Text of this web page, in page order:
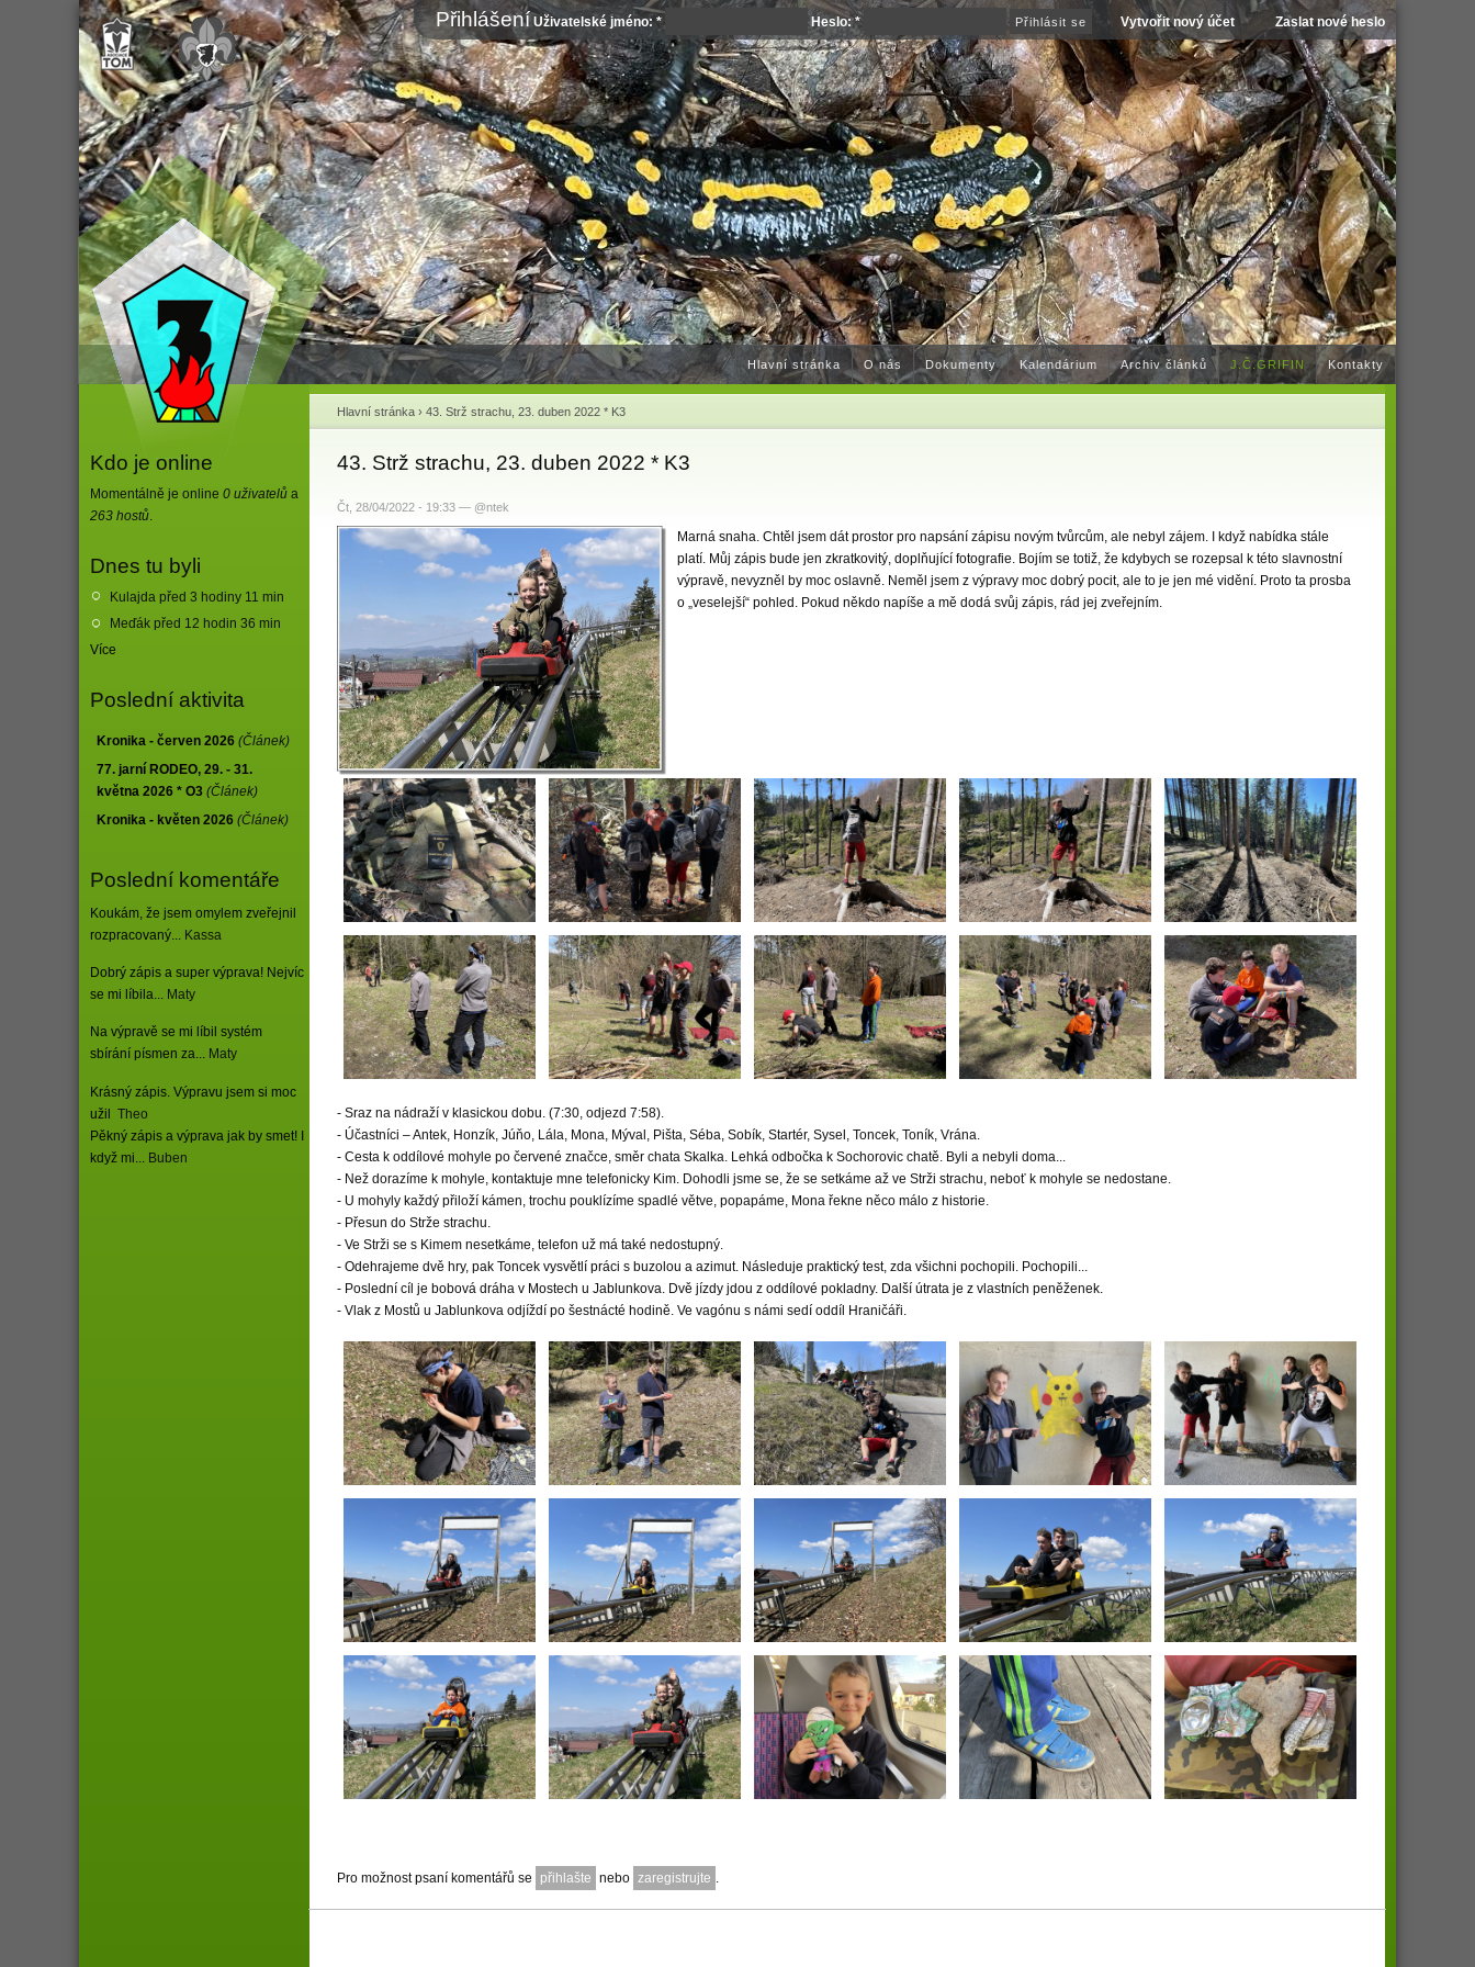
Přihlášení Uživatelské jméno: * Heslo:* Vytvořit nový účet Zaslat nové heslo
Hlavní stránka O nás Dokumenty Kalendárium Archiv článků J.Č.GRIFIN Kontakty
Kdo je online
Momentálně je online 0 uživatelů a
263 hostů.
Dnes tu byli
Kulajda před 3 hodiny 11 min
Meďák před 12 hodin 36 min
Více
Poslední aktivita
Kronika - červen 2026 (Článek)
77. jarní RODEO, 29. - 31.
května 2026 * O3 (Článek)
Kronika - květen 2026 (Článek)
Poslední komentáře
Koukám, že jsem omylem zveřejnil
rozpracovaný...
Kassa
Dobrý zápis a super výprava! Nejvíc
se mi líbila... Maty
Na výpravě se mi líbil systém
sbírání písmen za... Maty
Krásný zápis. Výpravu jsem si moc
užil Theo
Pěkný zápis a výprava jak by smet! I
když mi...
Buben
Hlavní stránka › 43. Strž strachu, 23. duben 2022 * K3
43. Strž strachu, 23. duben 2022 * K3
Čt, 28/04/2022 - 19:33 — @ntek
Marná snaha. Chtěl jsem dát prostor pro napsání zápisu novým tvůrcům, ale nebyl zájem. I když nabídka stále
platí. Můj zápis bude jen zkratkovitý, doplňující fotografie. Bojím se totiž, že kdybych se rozepsal k této slavnostní
výpravě, nevyzněl by moc oslavně. Neměl jsem z výpravy moc dobrý pocit, ale to je jen mé vidění. Proto ta prosba
o „veselejší“ pohled. Pokud někdo napíše a mě dodá svůj zápis, rád jej zveřejním.
- Sraz na nádraží v klasickou dobu. (7:30, odjezd 7:58).
- Účastníci – Antek, Honzík, Júňo, Lála, Mona, Mýval, Pišta, Séba, Sobík, Startér, Sysel, Toncek, Toník, Vrána.
- Cesta k oddílové mohyle po červené značce, směr chata Skalka. Lehká odbočka k Sochorovic chatě. Byli a nebyli doma...
- Než dorazíme k mohyle, kontaktuje mne telefonicky Kim. Dohodli jsme se, že se setkáme až ve Strži strachu, neboť k mohyle se nedostane.
- U mohyly každý přiloží kámen, trochu pouklízíme spadlé větve, popapáme, Mona řekne něco málo z historie.
- Přesun do Strže strachu.
- Ve Strži se s Kimem nesetkáme, telefon už má také nedostupný.
- Odehrajeme dvě hry, pak Toncek vysvětlí práci s buzolou a azimut. Následuje praktický test, zda všichni pochopili. Pochopili...
- Poslední cíl je bobová dráha v Mostech u Jablunkova. Dvě jízdy jdou z oddílové pokladny. Další útrata je z vlastních peněženek.
- Vlak z Mostů u Jablunkova odjíždí po šestnácté hodině. Ve vagónu s námi sedí oddíl Hraničáři.
Pro možnost psaní komentářů se přihlašte nebo zaregistrujte .